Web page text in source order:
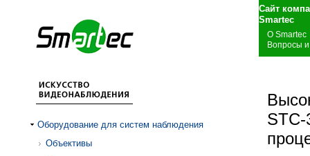
Сайт
О Smartec
Вопросы
Оборудование для систем наблюдения
Объективы